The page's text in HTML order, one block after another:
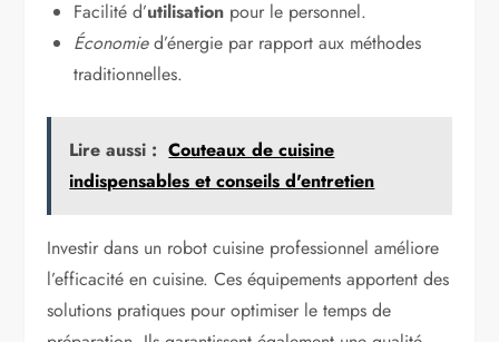
Facilité d’utilisation pour le personnel.
Économied’énergie par rapport aux méthodes
traditionnelles.
Lire aussi : Couteaux de cuisine
indispensables et conseils d'entretien
Investir dans un robot cuisine professionnel améliore
l’efficacité en cuisine. Ces équipements apportent des
solutions pratiques pour optimiser le temps de